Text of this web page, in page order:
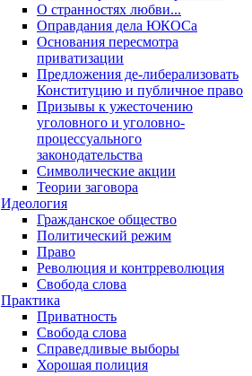
О странностях любви...
Оправдания дела ЮКОСа
Основания пересмотра
приватизации
Предложения де-либерализовать
Конституцию и публичное право
Призывы к ужесточению
уголовного и уголовно-
процессуального
законодательства
Символические акции
Теории заговора
Идеология
Гражданское общество
Политический режим
Право
Революция и контрреволюция
Свобода слова
Практика
Приватность
Свобода слова
Справедливые выборы
Хорошая полиция